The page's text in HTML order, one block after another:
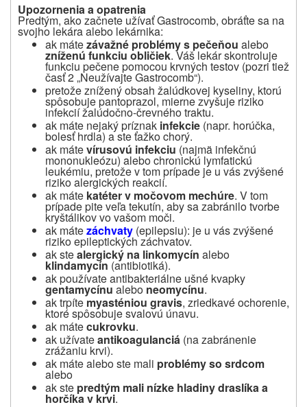
Upozornenia a opatrenia
Predtým, ako začnete užívať Gastrocomb, obráťte sa na
svojho lekára alebo lekárnika:
ak mátezávažné problémy s pečeňou alebo
zníženú funkciu obličiek. Váš lekár skontroluje
funkciu pečene pomocou krvných testov (pozri tiež
časť 2 „Neužívajte Gastrocomb“).
pretože znížený obsah žalúdkovej kyseliny, ktorú
spôsobuje pantoprazol, mierne zvyšuje riziko
infekcií žalúdočno-črevného traktu.
ak máte nejaký príznak infekcie (napr. horúčka,
bolesť hrdla) a ste ťažko chorý.
ak mátevírusovú infekciu (najmä infekčnú
mononukleózu) alebo chronickú lymfatickú
leukémiu, pretože v tom prípade je u vás zvýšené
riziko alergických reakcií.
ak máte katéter v močovom mechúre. V tom
prípade pite veľa tekutín, aby sa zabránilo tvorbe
kryštálikov vo vašom moči.
ak mátezáchvaty (epilepsiu): je u vás zvýšené
riziko epileptických záchvatov.
ak stealergický na linkomycín alebo
klindamycín (antibiotiká).
ak používate antibakteriálne ušné kvapky
gentamycínu alebo neomycínu.
ak trpíte myasténiou gravis, zriedkavé ochorenie,
ktoré spôsobuje svalovú únavu.
ak mátecukrovku.
ak užívateantikoagulanciá (na zabránenie
zrážaniu krvi).
ak máte alebo ste mali problémy so srdcom
alebo
ak ste predtým mali nízke hladiny draslíka a
horčíka v krvi.